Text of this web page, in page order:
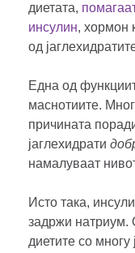
диетата,
инсулин, хормон
од
Една од
маснотиите.
причината
јаглехидрати
намалуваат
Исто така,
задржи натриум.
диетите со